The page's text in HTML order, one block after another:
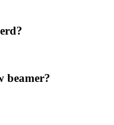
beamer?